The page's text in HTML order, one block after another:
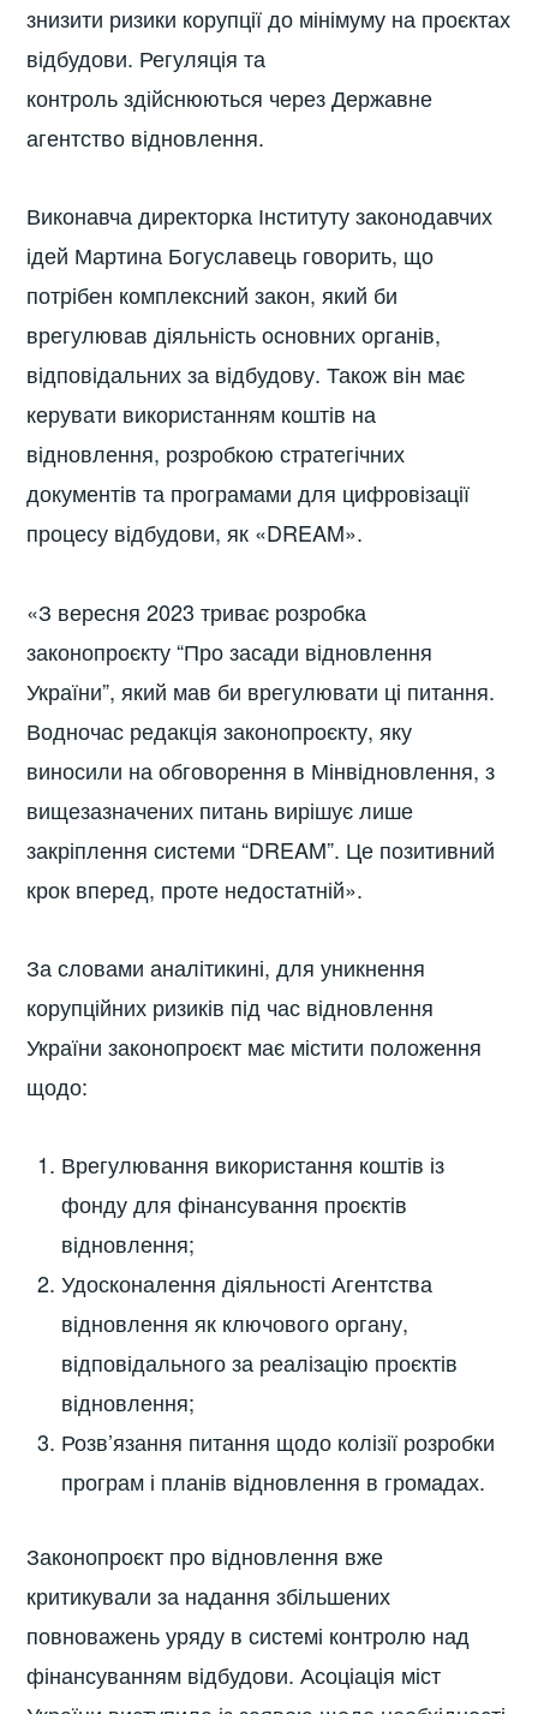
знизити ризики корупції до мінімуму на проєктах
відбудови. Регуляція та
контроль здійснюються через Державне
агентство відновлення.
Виконавча директорка Інституту законодавчих
ідей Мартина Богуславець говорить, що
потрібен комплексний закон, який би
врегулював діяльність основних органів,
відповідальних за відбудову. Також він має
керувати використанням коштів на
відновлення, розробкою стратегічних
документів та програмами для цифровізації
процесу відбудови, як «DREAM».
«З вересня 2023 триває розробка
законопроєкту “Про засади відновлення
України”, який мав би врегулювати ці питання.
Водночас редакція законопроєкту, яку
виносили на обговорення в Мінвідновлення, з
вищезазначених питань вирішує лише
закріплення системи “DREAM”. Це позитивний
крок вперед, проте недостатній».
За словами аналітикині, для уникнення
корупційних ризиків під час відновлення
України законопроєкт має містити положення
щодо:
Врегулювання використання коштів із
фонду для фінансування проєктів
відновлення;
Удосконалення діяльності Агентства
відновлення як ключового органу,
відповідального за реалізацію проєктів
відновлення;
Розв’язання питання щодо колізії розробки
програм і планів відновлення в громадах.
Законопроєкт про відновлення вже
критикували за надання збільшених
повноважень уряду в системі контролю над
фінансуванням відбудови. Асоціація міст